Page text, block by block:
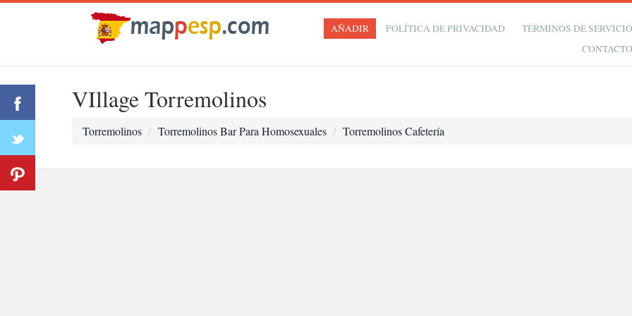
AÑADIR POLÍTICA DE PRIVACIDAD
TÉRMINOS DE
VIllage Torremolinos
Torremolinos Torremolinos Bar Para Homosexuales Torremolinos Cafetería